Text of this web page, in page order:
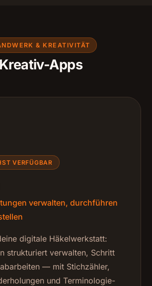
& KREATIVITÄT
Kreativ-Apps
VERFÜGBAR
verwalten, durchführen
digitale Häkelwerkstatt:
strukturiert verwalten, Schritt
— mit Stichzähler,
und Terminologie-